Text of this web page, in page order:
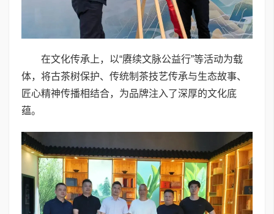
在文化传承上，以“赓续文脉公益行”等活动为载
体，将古茶树保护、传统制茶技艺传承与生态故事、
匠心精神传播相结合，为品牌注入了深厚的文化底
蕴。